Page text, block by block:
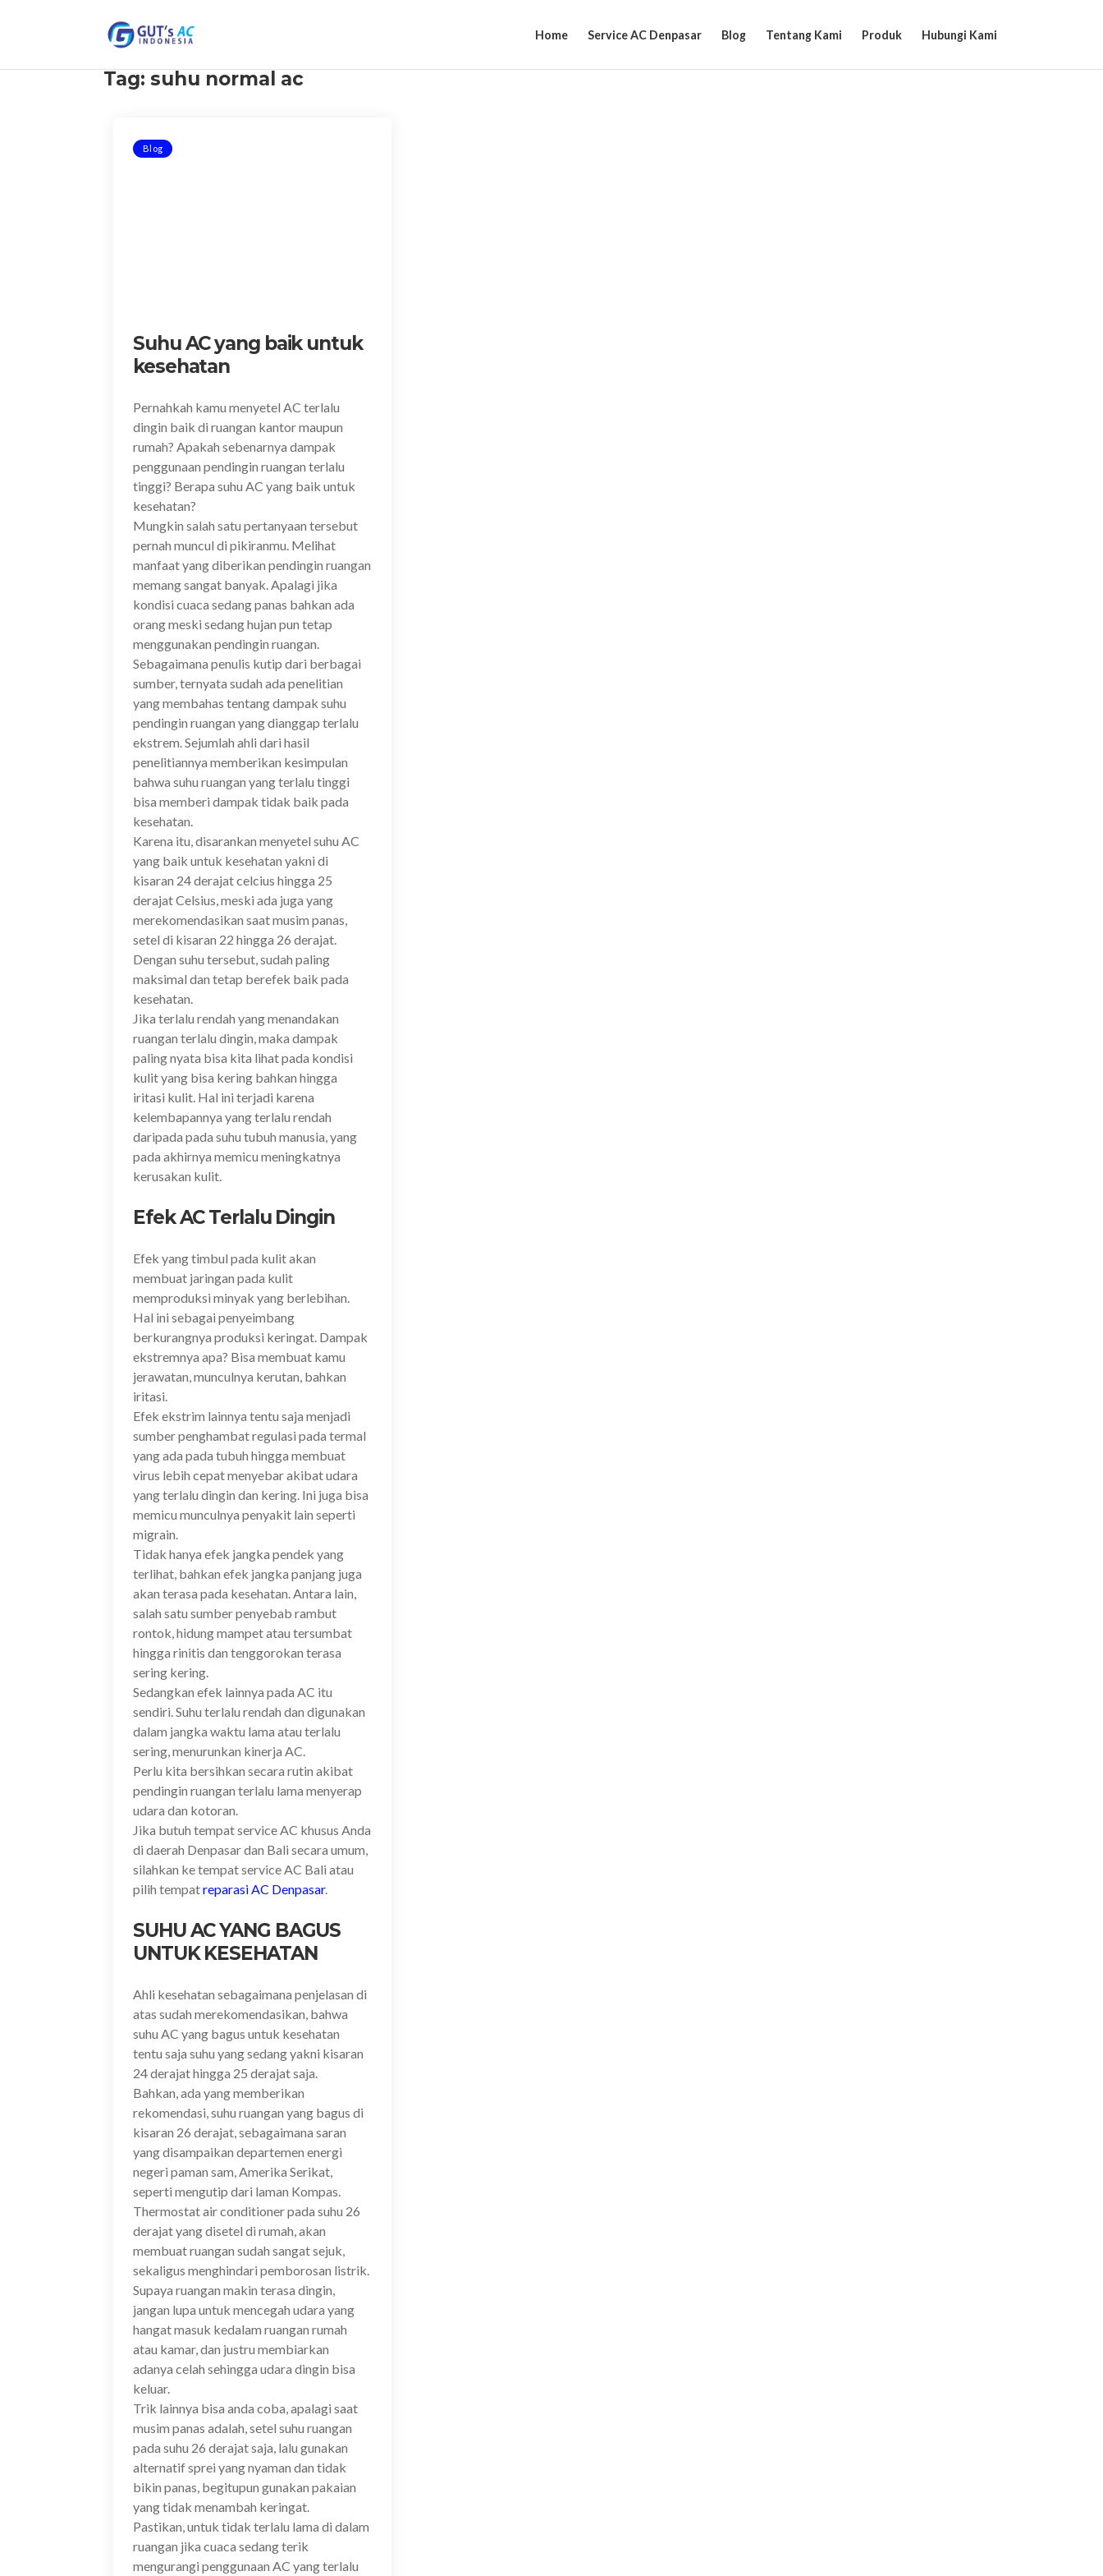
Home Service AC Denpasar Blog Tentang Kami Produk Hubungi Kami
Tag: suhu normal ac
Blog
Suhu AC yang baik untuk
kesehatan
Pernahkah kamu menyetel AC terlalu
dingin baik di ruangan kantor maupun
rumah? Apakah sebenarnya dampak
penggunaan pendingin ruangan terlalu
tinggi? Berapa suhu AC yang baik untuk
kesehatan?
Mungkin salah satu pertanyaan tersebut
pernah muncul di pikiranmu. Melihat
manfaat yang diberikan pendingin ruangan
memang sangat banyak. Apalagi jika
kondisi cuaca sedang panas bahkan ada
orang meski sedang hujan pun tetap
menggunakan pendingin ruangan.
Sebagaimana penulis kutip dari berbagai
sumber, ternyata sudah ada penelitian
yang membahas tentang dampak suhu
pendingin ruangan yang dianggap terlalu
ekstrem. Sejumlah ahli dari hasil
penelitiannya memberikan kesimpulan
bahwa suhu ruangan yang terlalu tinggi
bisa memberi dampak tidak baik pada
kesehatan.
Karena itu, disarankan menyetel suhu AC
yang baik untuk kesehatan yakni di
kisaran 24 derajat celcius hingga 25
derajat Celsius, meski ada juga yang
merekomendasikan saat musim panas,
setel di kisaran 22 hingga 26 derajat.
Dengan suhu tersebut, sudah paling
maksimal dan tetap berefek baik pada
kesehatan.
Jika terlalu rendah yang menandakan
ruangan terlalu dingin, maka dampak
paling nyata bisa kita lihat pada kondisi
kulit yang bisa kering bahkan hingga
iritasi kulit. Hal ini terjadi karena
kelembapannya yang terlalu rendah
daripada pada suhu tubuh manusia, yang
pada akhirnya memicu meningkatnya
kerusakan kulit.
Efek AC Terlalu Dingin
Efek yang timbul pada kulit akan
membuat jaringan pada kulit
memproduksi minyak yang berlebihan.
Hal ini sebagai penyeimbang
berkurangnya produksi keringat. Dampak
ekstremnya apa? Bisa membuat kamu
jerawatan, munculnya kerutan, bahkan
iritasi.
Efek ekstrim lainnya tentu saja menjadi
sumber penghambat regulasi pada termal
yang ada pada tubuh hingga membuat
virus lebih cepat menyebar akibat udara
yang terlalu dingin dan kering. Ini juga bisa
memicu munculnya penyakit lain seperti
migrain.
Tidak hanya efek jangka pendek yang
terlihat, bahkan efek jangka panjang juga
akan terasa pada kesehatan. Antara lain,
salah satu sumber penyebab rambut
rontok, hidung mampet atau tersumbat
hingga rinitis dan tenggorokan terasa
sering kering.
Sedangkan efek lainnya pada AC itu
sendiri. Suhu terlalu rendah dan digunakan
dalam jangka waktu lama atau terlalu
sering, menurunkan kinerja AC.
Perlu kita bersihkan secara rutin akibat
pendingin ruangan terlalu lama menyerap
udara dan kotoran.
Jika butuh tempat service AC khusus Anda
di daerah Denpasar dan Bali secara umum,
silahkan ke tempat service AC Bali atau
pilih tempatreparasi AC Denpasar.
SUHU AC YANG BAGUS
UNTUK KESEHATAN
Ahli kesehatan sebagaimana penjelasan di
atas sudah merekomendasikan, bahwa
suhu AC yang bagus untuk kesehatan
tentu saja suhu yang sedang yakni kisaran
24 derajat hingga 25 derajat saja.
Bahkan, ada yang memberikan
rekomendasi, suhu ruangan yang bagus di
kisaran 26 derajat, sebagaimana saran
yang disampaikan departemen energi
negeri paman sam, Amerika Serikat,
seperti mengutip dari laman Kompas.
Thermostat air conditioner pada suhu 26
derajat yang disetel di rumah, akan
membuat ruangan sudah sangat sejuk,
sekaligus menghindari pemborosan listrik.
Supaya ruangan makin terasa dingin,
jangan lupa untuk mencegah udara yang
hangat masuk kedalam ruangan rumah
atau kamar, dan justru membiarkan
adanya celah sehingga udara dingin bisa
keluar.
Trik lainnya bisa anda coba, apalagi saat
musim panas adalah, setel suhu ruangan
pada suhu 26 derajat saja, lalu gunakan
alternatif sprei yang nyaman dan tidak
bikin panas, begitupun gunakan pakaian
yang tidak menambah keringat.
Pastikan, untuk tidak terlalu lama di dalam
ruangan jika cuaca sedang terik
mengurangi penggunaan AC yang terlalu